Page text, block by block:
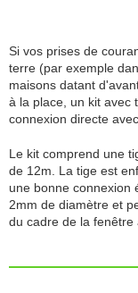
Si vos prises de
terre (par exemple
maisons datant
à la place, un kit avec
connexion directe
Le kit comprend une
de 12m. La tige est
une bonne connexion
2mm de diamètre et
du cadre de la fenêtre